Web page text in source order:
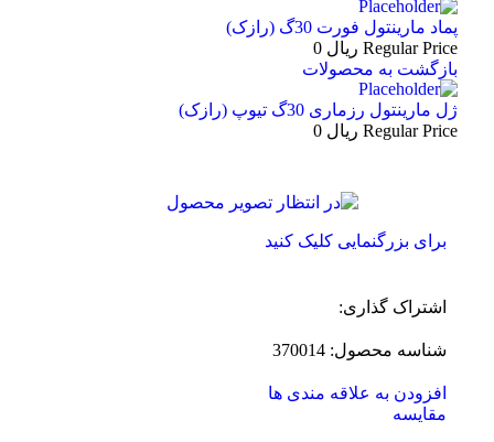
پماد مارینتول فورت 30گ (رازک)
Regular Price ریال
بازگشت به محصولات
ژل مارینتول رزماری 30گ تیوپ (رازک)
Regular Price ریال
برای بزرگنمایی کلیک کنید
اشتراک گذاری:
شناسه محصول: 370014
افزودن به علاقه مندی ها
مقایسه